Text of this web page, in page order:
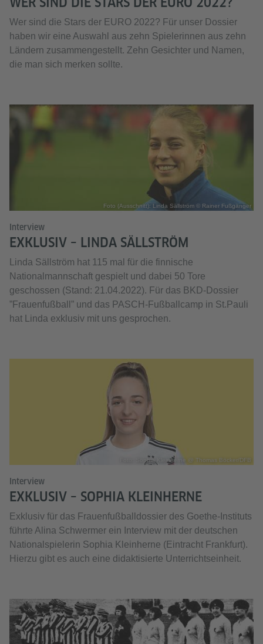
Wer sind die Stars der EURO 2022? Für unser Dossier
haben wir eine Auswahl aus zehn Spielerinnen aus zehn
Ländern zusammengestellt. Zehn Gesichter und Namen,
die man sich merken sollte.
Foto (Ausschnitt): Linda Sällström © Rainer Fußgänger
Interview
EXKLUSIV – LINDA SÄLLSTRÖM
Linda Sällström hat 115 mal für die finnische
Nationalmannschaft gespielt und dabei 50 Tore
geschossen (Stand: 21.04.2022). Für das BKD-Dossier
”Frauenfußball” und das PASCH-Fußballcamp in St.Pauli
hat Linda exklusiv mit uns gesprochen.
Foto: Sophia Kleinherne @ Thomas Böcker/DFB
Interview
EXKLUSIV – SOPHIA KLEINHERNE
Exklusiv für das Frauenfußballdossier des Goethe-Instituts
führte Alina Schwermer ein Interview mit der deutschen
Nationalspielerin Sophia Kleinherne (Eintracht Frankfurt).
Hierzu gibt es auch eine didaktisierte Unterrichtseinheit.